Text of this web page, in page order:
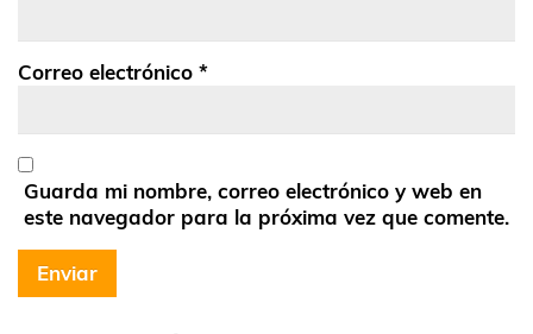
Correo electrónico *
Guarda mi nombre, correo electrónico y web en
este navegador para la próxima vez que comente.